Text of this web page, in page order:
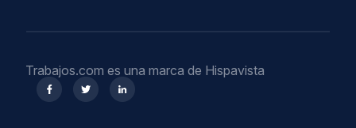
Trabajos.com es una marca de Hispavista